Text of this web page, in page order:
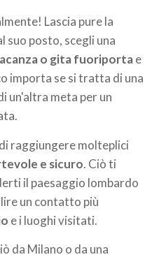
Lascia pure la
suo posto, scegli una
o gita fuoriportae
importa se si tratta di una
un'altra meta per un
raggiungere molteplici
e sicuro. Ciò ti
il paesaggio lombardo
un contatto più
e i luoghi visitati.
da Milano o da una